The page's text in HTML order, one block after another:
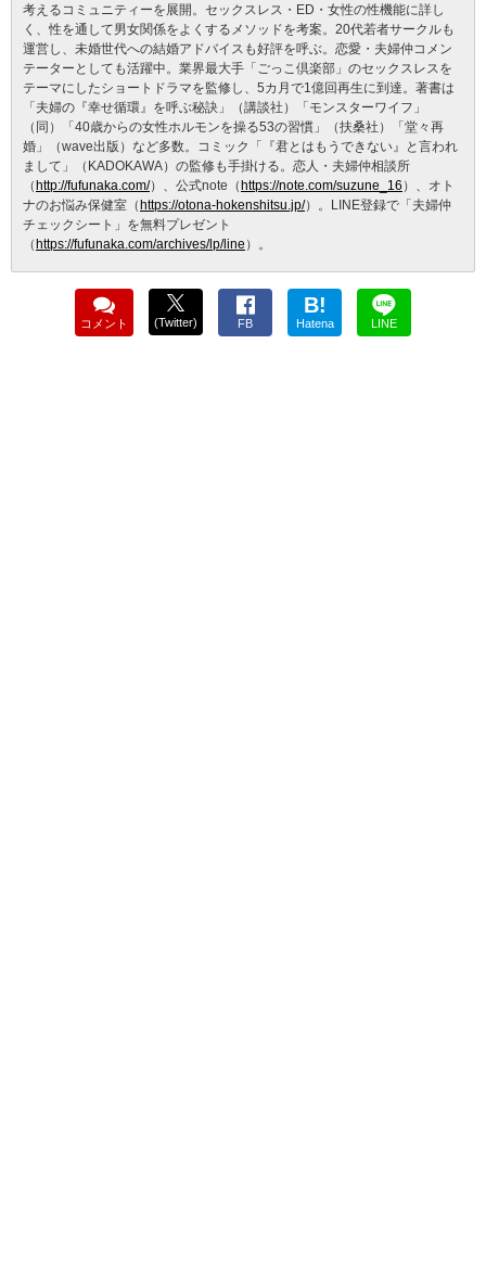
考えるコミュニティーを展開。セックスレス・ED・女性の性機能に詳し
く、性を通して男女関係をよくするメソッドを考案。20代若者サークルも
運営し、未婚世代への結婚アドバイスも好評を呼ぶ。恋愛・夫婦仲コメン
テーターとしても活躍中。業界最大手「ごっこ倶楽部」のセックスレスを
テーマにしたショートドラマを監修し、5カ月で1億回再生に到達。著書は
「夫婦の『幸せ循環』を呼ぶ秘訣」（講談社）「モンスターワイフ」
（同）「40歳からの女性ホルモンを操る53の習慣」（扶桑社）「堂々再
婚」（wave出版）など多数。コミック「『君とはもうできない』と言われ
まして」（KADOKAWA）の監修も手掛ける。恋人・夫婦仲相談所
（http://fufunaka.com/）、公式note（https://note.com/suzune_16 ）、オト
ナのお悩み保健室（https://otona-hokenshitsu.jp/）。LINE登録で「夫婦仲
チェックシート」を無料プレゼント
（https://fufunaka.com/archives/lp/line ）。
コメント (Twitter) FB
B!
Hatena LINE